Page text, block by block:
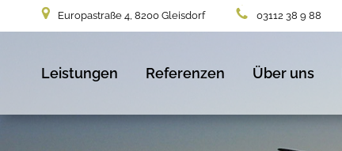
Europastraße 4, 8200 Gleisdorf 03112 38 9 88
Leistungen Referenzen Über uns